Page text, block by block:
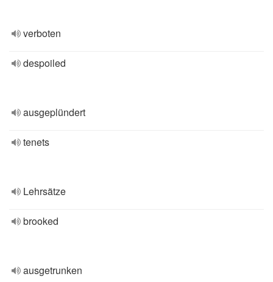
verboten
despoiled
ausgeplündert
tenets
Lehrsätze
brooked
ausgetrunken